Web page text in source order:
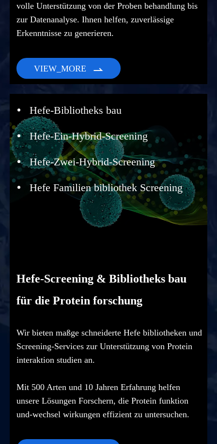
volle Unterstützung von der Proben behandlung bis
zur Datenanalyse. Ihnen helfen, zuverlässige
Erkenntnisse zu generieren.
VIEW_MORE 
Hefe-Bibliotheks bau
Hefe-Ein-Hybrid-Screening
Hefe-Zwei-Hybrid-Screening
Hefe Familien bibliothek Screening
Hefe-Screening & Bibliotheks bau
für die Protein forschung
Wir bieten maßge schneiderte Hefe bibliotheken und
Screening-Services zur Unterstützung von Protein
interaktion studien an.
Mit 500 Arten und 10 Jahren Erfahrung helfen
unsere Lösungen Forschern, die Protein funktion
und-wechsel wirkungen effizient zu untersuchen.